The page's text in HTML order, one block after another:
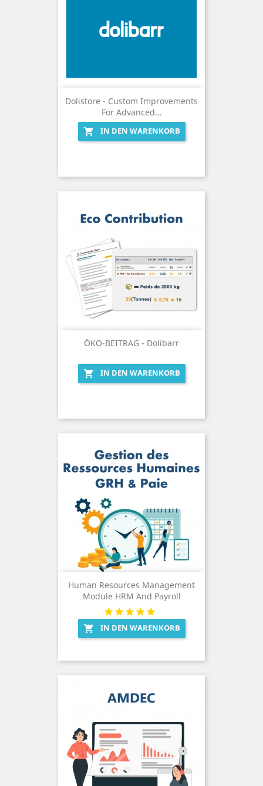
Dolistore - Custom Improvements
For Advanced...

IN DEN WARENKORB
ÖKO-BEITRAG - Dolibarr
 IN DEN WARENKORB
Human Resources Management
Module HRM And Payroll
 IN DEN WARENKORB